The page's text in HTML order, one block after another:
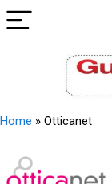
Home » Otticanet